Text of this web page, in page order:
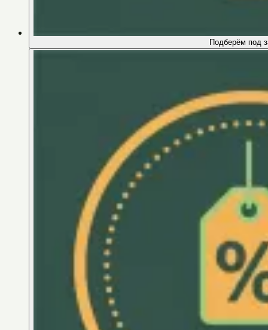
Подберём под